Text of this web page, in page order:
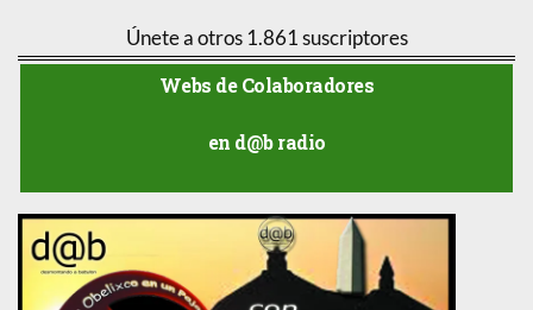
Únete a otros 1.861 suscriptores
Webs de Colaboradores
en d@b radio